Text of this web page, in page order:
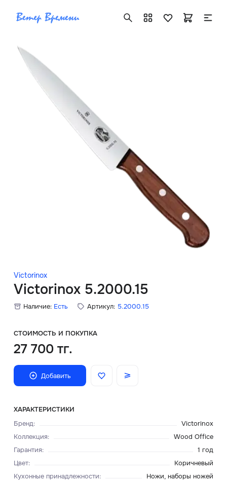
Victorinox
Victorinox 5.2000.15
Наличие: Есть Артикул: 5.2000.15
СТОИМОСТЬ И ПОКУПКА
27 700 тг.
Добавить
ХАРАКТЕРИСТИКИ
Бренд:
Victorinox
Коллекция:
Wood Office
Гарантия:
1 год
Цвет:
Коричневый
Кухонные принадлежности:
Ножи, наборы ножей
Авторизация
Главная
О нас